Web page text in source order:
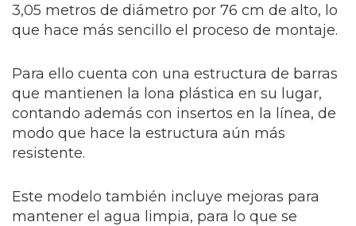
3,05 metros de diámetro por 76 cm de alto, lo
que hace más sencillo el proceso de montaje.
Para ello cuenta con una estructura de barras
que mantienen la lona plástica en su lugar,
contando además con insertos en la línea, de
modo que hace la estructura aún más
resistente.
Este modelo también incluye mejoras para
mantener el agua limpia, para lo que se